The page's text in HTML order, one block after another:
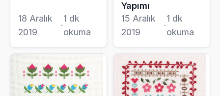
18 Aralık
2019
·
1 dk
okuma
Yapımı
15 Aralık
2019
·
1 dk
okuma